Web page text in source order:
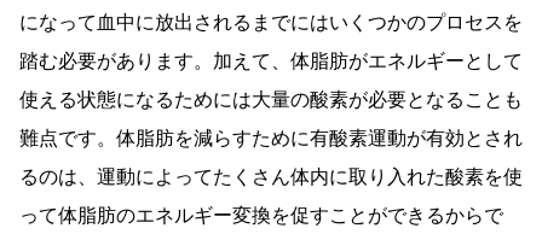
になって血中に放出されるまでにはいくつかのプロセスを
踏む必要があります。加えて、体脂肪がエネルギーとして
使える状態になるためには大量の酸素が必要となることも
難点です。体脂肪を減らすために有酸素運動が有効とされ
るのは、運動によってたくさん体内に取り入れた酸素を使
って体脂肪のエネルギー変換を促すことができるからで